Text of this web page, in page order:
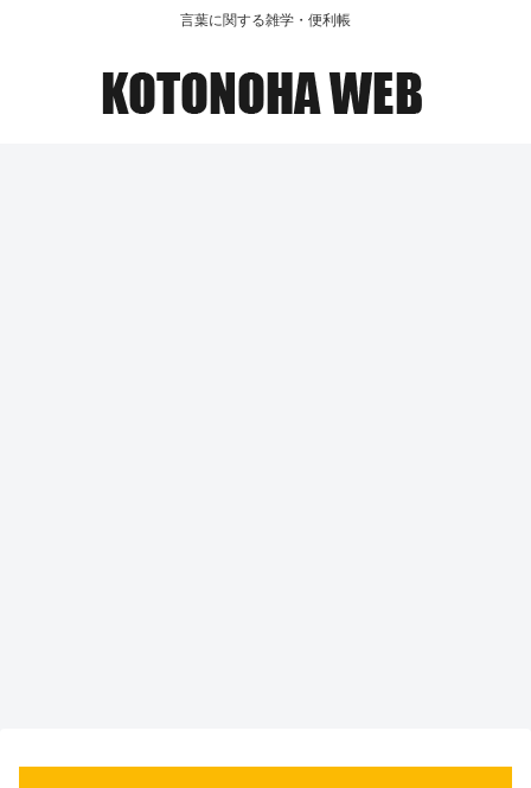
言葉に関する雑学・便利帳